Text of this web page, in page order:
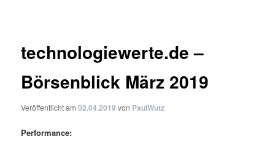
technologiewerte.de –
Börsenblick März 2019
Veröffentlicht am02.04.2019 von PaulWutz
Performance: